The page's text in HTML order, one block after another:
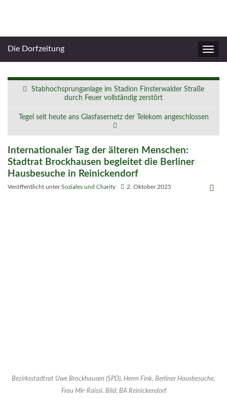
Die Dorfzeitung
Stabhochsprunganlage im Stadion Finsterwalder Straße
durch Feuer vollständig zerstört
Tegel seit heute ans Glasfasernetz der Telekom angeschlossen
Internationaler Tag der älteren Menschen:
Stadtrat Brockhausen begleitet die Berliner
Hausbesuche in Reinickendorf
Veröffentlicht unterSoziales und Charity 2. Oktober 2025
Bezirksstadtrat Uwe Brockhausen (SPD), Herrn Fink, Berliner Hausbesuche,
Frau Mir-Raissi. Bild: BA Reinickendorf